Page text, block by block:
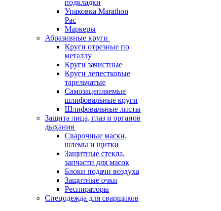
подкладки
Упаковка Marathon
Pac
Маркеры
Абразивные круги
Круги отрезные по
металлу
Круги зачистные
Круги лепестковые
тарельчатые
Самозацепляемые
шлифовальные круги
Шлифовальные листы
Защита лица, глаз и органов
дыхания
Сварочные маски,
шлемы и щитки
Защитные стекла,
запчасти для масок
Блоки подачи воздуха
Защитные очки
Респираторы
Спецодежда для сварщиков